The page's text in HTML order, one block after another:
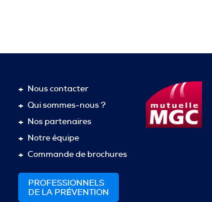
Nous contacter
Qui sommes-nous ?
Nos partenaires
Notre équipe
Commande de brochures
PROFESSIONNELS
DE LA PRÉVENTION